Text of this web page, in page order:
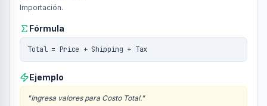
Importación.
Fórmula
Total = Price + Shipping + Tax
Ejemplo
"Ingresa valores para Costo Total."